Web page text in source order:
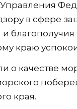
в сфере
благополучия
краю
о качестве
края.